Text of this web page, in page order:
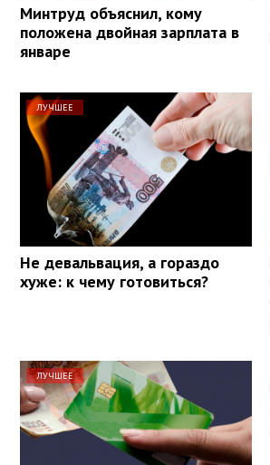
Минтруд объяснил, кому
положена двойная зарплата в
январе
ЛУЧШЕЕ
Не девальвация, а гораздо
хуже: к чему готовиться?
ЛУЧШЕЕ